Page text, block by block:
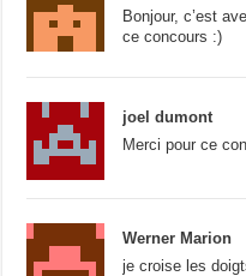
Bonjour, c’est
ce concours :)
joel dumont
Merci pour ce
Werner Marion
je croise les